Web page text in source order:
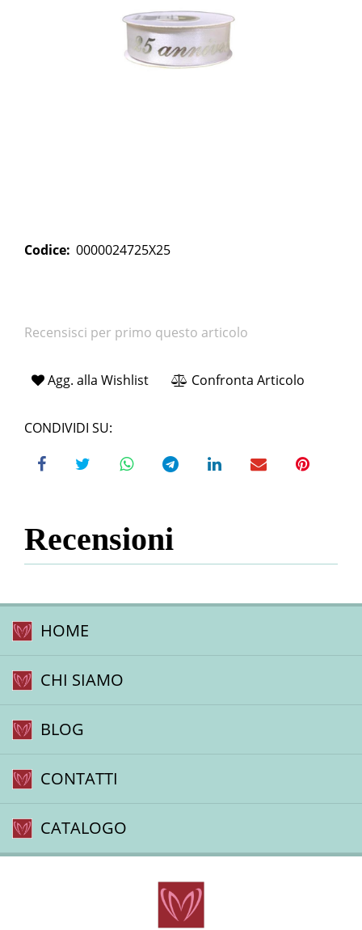
Codice: 0000024725X25
Recensisci per primo questo articolo
Agg. alla Wishlist Confronta Articolo
CONDIVIDI SU:
Recensioni
HOME
CHI SIAMO
BLOG
CONTATTI
CATALOGO